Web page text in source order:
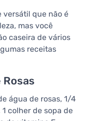
versátil que não é
mas você
caseira de vários
receitas
Rosas
água de rosas, 1/4
colher de sopa de